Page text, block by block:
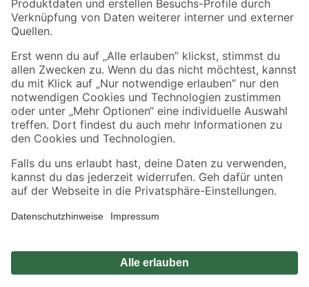
Sicher einkaufen
Jetzt die toom-App herunterladen
Alle Preisangaben in EUR inkl. gesetzl. MwSt.. Die dargestellten Angebote sind unter
Umständen nicht in allen Märkten verfügbar. Die angegebenen Verfügbarkeiten beziehen
Produkte nur solange der Vorrat reicht.
*Paketversand ab 59 € versandkostenfrei, gilt nicht für Artikel mit Speditionsversand, hier
Privatsphäre Impressum
Nutzungsbedingungen
Widerrufsrecht Vertrag widerrufen